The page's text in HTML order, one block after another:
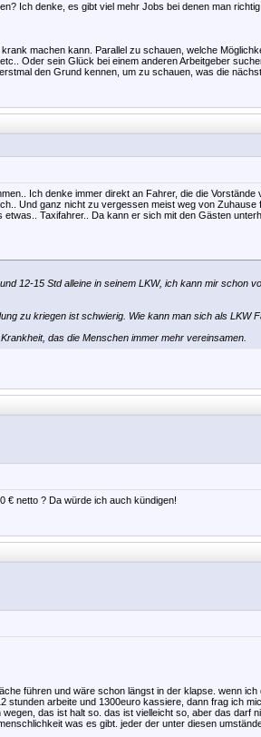
Ich denke, es gibt viel mehr Jobs bei denen man
machen kann. Parallel zu schauen, welche
Oder sein Glück bei einem anderen Arbeitgeber
den Grund kennen, um zu schauen, was die
Ich denke immer direkt an Fahrer, die die
Und ganz nicht zu vergessen meist weg von
Taxifahrer.. Da kann er sich mit den Gästen
12-15 Std alleine in seinem LKW, ich kann mir schon
zu kriegen ist schwierig. Wie kann man sich als LKW
das die Menschen immer mehr vereinsamen.
€ netto ? Da würde ich auch kündigen!
führen und wäre schon längst in der klapse. wenn
stunden arbeite und 1300euro kassiere, dann frag ich
das ist halt so. das ist vielleicht so, aber das darf
was es gibt. jeder der unter diesen